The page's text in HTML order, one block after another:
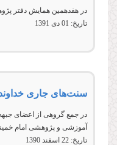
در هفدهمین همایش دفتر
تاریخ: 01 دى 1391
سنت‌های جاری
در جمع گروهی از اعضای
آموزشی و پژوهشی امام
تاریخ: 22 اسفند 1390